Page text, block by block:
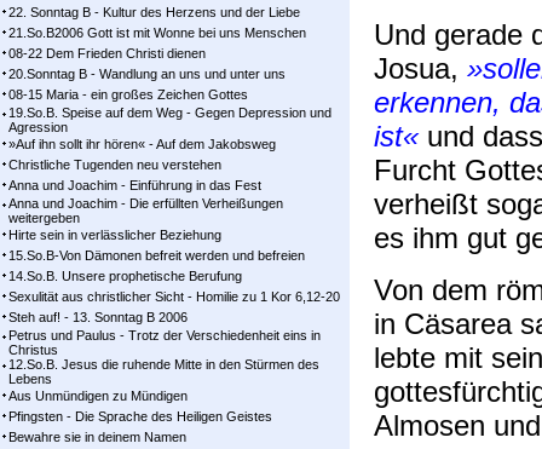
22. Sonntag B - Kultur des Herzens und der Liebe
21.So.B2006 Gott ist mit Wonne bei uns Menschen
08-22 Dem Frieden Christi dienen
20.Sonntag B - Wandlung an uns und unter uns
08-15 Maria - ein großes Zeichen Gottes
19.So.B. Speise auf dem Weg - Gegen Depression und
Agression
»Auf ihn sollt ihr hören« - Auf dem Jakobsweg
Christliche Tugenden neu verstehen
Anna und Joachim - Einführung in das Fest
Anna und Joachim - Die erfüllten Verheißungen
weitergeben
Hirte sein in verlässlicher Beziehung
15.So.B-Von Dämonen befreit werden und befreien
14.So.B. Unsere prophetische Berufung
Sexulität aus christlicher Sicht - Homilie zu 1 Kor 6,12-20
Steh auf! - 13. Sonntag B 2006
Petrus und Paulus - Trotz der Verschiedenheit eins in
Christus
12.So.B. Jesus die ruhende Mitte in den Stürmen des
Lebens
Aus Unmündigen zu Mündigen
Pfingsten - Die Sprache des Heiligen Geistes
Bewahre sie in deinem Namen
Und gerade
Josua,
erkennen,
ist«und
Furcht
verheißt
es ihm gut
Von dem
in Cäsarea
lebte mit
Almosen